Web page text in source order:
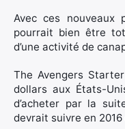
Avec ces nouveaux
pourrait bien être
d’une activité de
The Avengers
dollars aux États-
d’acheter par la
devrait suivre en 2016